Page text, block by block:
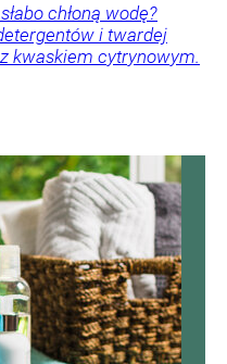
chłoną wodę?
i twardej
kwaskiem cytrynowym.